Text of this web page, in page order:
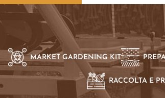
MARKET GARDENING KIT
RACCOLTA E